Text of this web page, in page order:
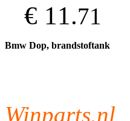
€ 11.71
Bmw Dop, brandstoftank
Winparts.nl